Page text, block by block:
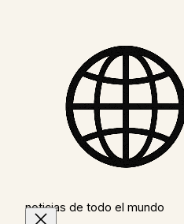
noticias de todo el mundo